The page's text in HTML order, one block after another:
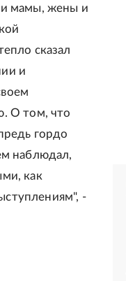
и мамы, жены и
сказал
и
О том, что
гордо
наблюдал,
как
-